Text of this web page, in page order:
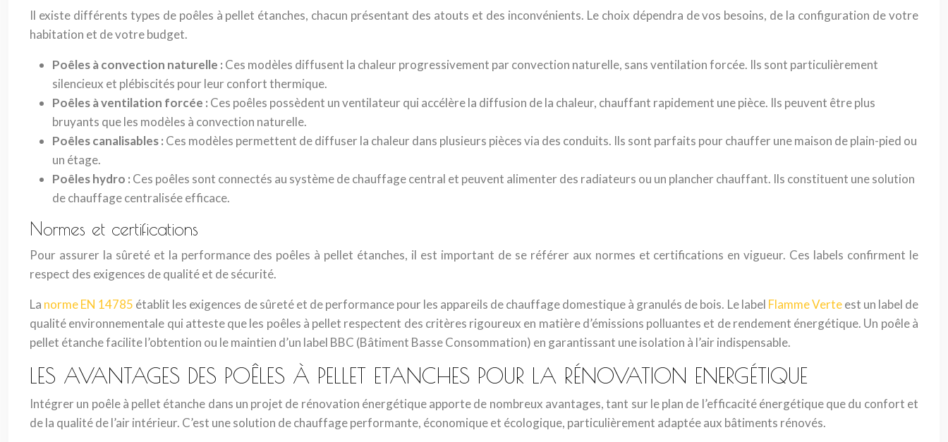
Il existe différents types de poêles à pellet étanches, chacun présentant des atouts et des inconvénients. Le choix dépendra de vos besoins, de la configuration de votre
habitation et de votre budget.
Poêles à convection naturelle : Ces modèles diffusent la chaleur progressivement par convection naturelle, sans ventilation forcée. Ils sont particulièrement
silencieux et plébiscités pour leur confort thermique.
Poêles à ventilation forcée : Ces poêles possèdent un ventilateur qui accélère la diffusion de la chaleur, chauffant rapidement une pièce. Ils peuvent être plus
bruyants que les modèles à convection naturelle.
Poêles canalisables : Ces modèles permettent de diffuser la chaleur dans plusieurs pièces via des conduits. Ils sont parfaits pour chauffer une maison de plain-pied ou
un étage.
Poêles hydro : Ces poêles sont connectés au système de chauffage central et peuvent alimenter des radiateurs ou un plancher chauffant. Ils constituent une solution
de chauffage centralisée efficace.
Normes et certifications
Pour assurer la sûreté et la performance des poêles à pellet étanches, il est important de se référer aux normes et certifications en vigueur. Ces labels confirment le
respect des exigences de qualité et de sécurité.
La norme EN 14785 établit les exigences de sûreté et de performance pour les appareils de chauffage domestique à granulés de bois. Le label Flamme Verteest un label de
qualité environnementale qui atteste que les poêles à pellet respectent des critères rigoureux en matière d’émissions polluantes et de rendement énergétique. Un poêle à
pellet étanche facilite l’obtention ou le maintien d’un label BBC (Bâtiment Basse Consommation) en garantissant une isolation à l’air indispensable.
LES AVANTAGES DES POÊLES À PELLET ETANCHES POUR LA RÉNOVATION ENERGÉTIQUE
Intégrer un poêle à pellet étanche dans un projet de rénovation énergétique apporte de nombreux avantages, tant sur le plan de l’efficacité énergétique que du confort et
de la qualité de l’air intérieur. C’est une solution de chauffage performante, économique et écologique, particulièrement adaptée aux bâtiments rénovés.